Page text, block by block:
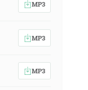
MP3
MP3
MP3